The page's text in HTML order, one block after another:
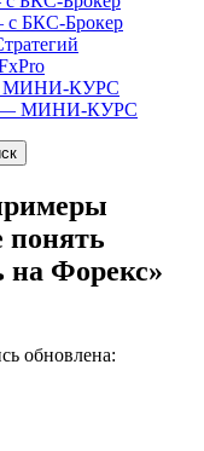
с БКС-Брокер
— МИНИ-КУРС
— МИНИ-КУРС
понять
Форекс»
обновлена: